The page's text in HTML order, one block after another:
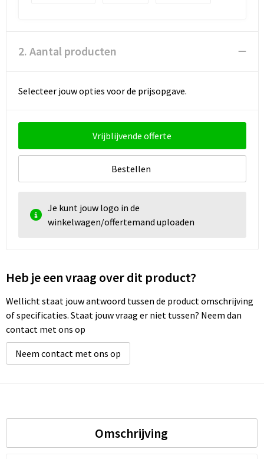
Waterbestendige tassen
Autotassen
2. Aantal producten
Selecteer jouw opties voor de prijsopgave.
Vrijblijvende offerte
Bestellen
Je kunt jouw logo in de
winkelwagen/offertemand uploaden
Heb je een vraag over dit product?
Wellicht staat jouw antwoord tussen de product omschrijving
of specificaties. Staat jouw vraag er niet tussen? Neem dan
contact met ons op
Neem contact met ons op
Omschrijving